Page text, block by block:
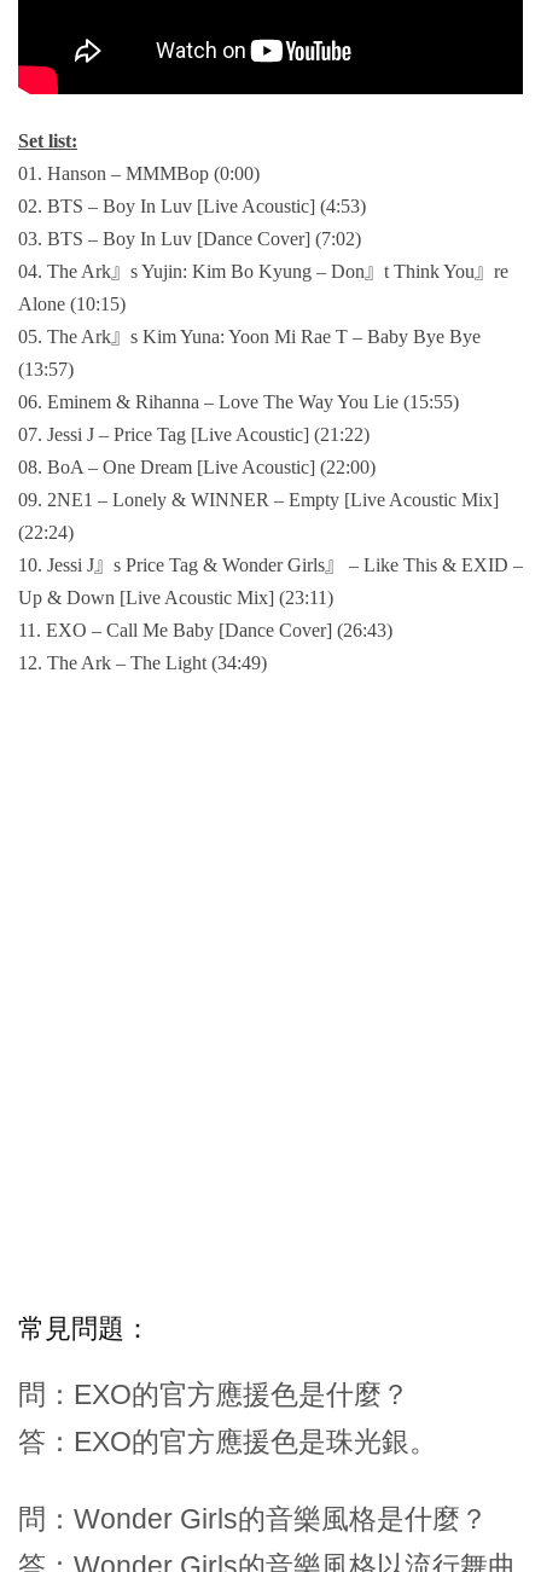
Set list:
01. Hanson – MMMBop (0:00)
02. BTS – Boy In Luv [Live Acoustic] (4:53)
03. BTS – Boy In Luv [Dance Cover] (7:02)
04. The Ark』s Yujin: Kim Bo Kyung – Don』t Think You』re
Alone (10:15)
05. The Ark』s Kim Yuna: Yoon Mi Rae T – Baby Bye Bye
(13:57)
06. Eminem & Rihanna – Love The Way You Lie (15:55)
07. Jessi J – Price Tag [Live Acoustic] (21:22)
08. BoA – One Dream [Live Acoustic] (22:00)
09. 2NE1 – Lonely & WINNER – Empty [Live Acoustic Mix]
(22:24)
10. Jessi J』s Price Tag & Wonder Girls』 – Like This & EXID –
Up & Down [Live Acoustic Mix] (23:11)
11. EXO – Call Me Baby [Dance Cover] (26:43)
12. The Ark – The Light (34:49)
常見問題：
問：EXO的官方應援色是什麼？
答：EXO的官方應援色是珠光銀。
問：Wonder Girls的音樂風格是什麼？